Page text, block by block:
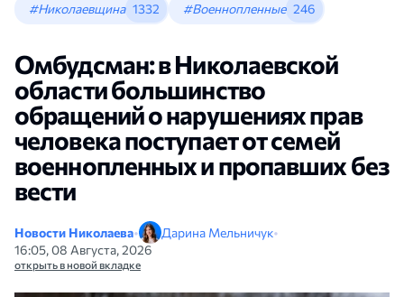
#Николаевщина 1332 #Военнопленные 246
Омбудсман: в Николаевской
области большинство
обращений о нарушениях прав
человека поступает от семей
военнопленных и пропавших без
вести
Новости Николаева• Дарина Мельничук•
16:05, 08 Августа, 2026
открыть в новой вкладке